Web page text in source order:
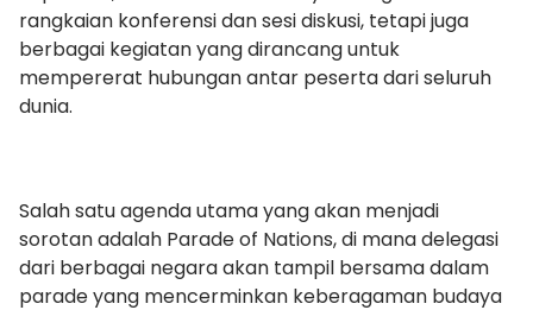
rangkaian konferensi dan sesi diskusi, tetapi juga
berbagai kegiatan yang dirancang untuk
mempererat hubungan antar peserta dari seluruh
dunia.
Salah satu agenda utama yang akan menjadi
sorotan adalah Parade of Nations, di mana delegasi
dari berbagai negara akan tampil bersama dalam
parade yang mencerminkan keberagaman budaya